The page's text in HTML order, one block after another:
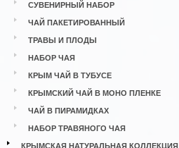
СУВЕНИРНЫЙ НАБОР
ЧАЙ ПАКЕТИРОВАННЫЙ
ТРАВЫ И ПЛОДЫ
НАБОР ЧАЯ
КРЫМ ЧАЙ В ТУБУСЕ
КРЫМСКИЙ ЧАЙ В МОНО ПЛЕНКЕ
ЧАЙ В ПИРАМИДКАХ
НАБОР ТРАВЯНОГО ЧАЯ
КРЫМСКАЯ НАТУРАЛЬНАЯ КОЛЛЕКЦИЯ